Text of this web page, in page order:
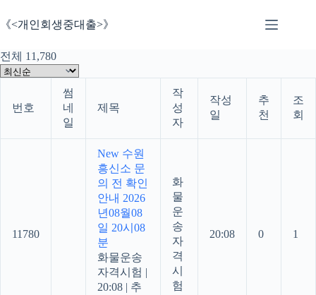
문
로
건
너
《<개인회생중대출>》
전체 11,780
번호
썸
네
일
제목
작
성
자
작성
일
추
천
조
회
11780
New 수원
흥신소 문
의 전 확인
안내 2026
년08월08
일 20시08
분
화물운송
자격시험 |
20:08 | 추
화
물
운
송
자
격
시
험
20:08 0 1